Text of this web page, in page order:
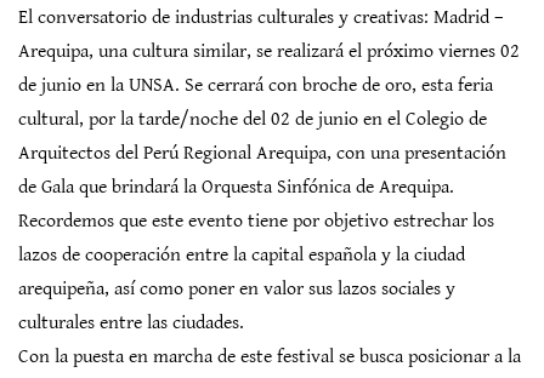
El conversatorio de industrias culturales y creativas: Madrid –
Arequipa, una cultura similar, se realizará el próximo viernes 02
de junio en la UNSA. Se cerrará con broche de oro, esta feria
cultural, por la tarde/noche del 02 de junio en el Colegio de
Arquitectos del Perú Regional Arequipa, con una presentación
de Gala que brindará la Orquesta Sinfónica de Arequipa.
Recordemos que este evento tiene por objetivo estrechar los
lazos de cooperación entre la capital española y la ciudad
arequipeña, así como poner en valor sus lazos sociales y
culturales entre las ciudades.
Con la puesta en marcha de este festival se busca posicionar a la